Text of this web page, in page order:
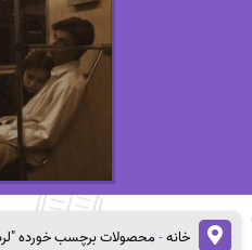
خانه-محصولات برچسب خورده